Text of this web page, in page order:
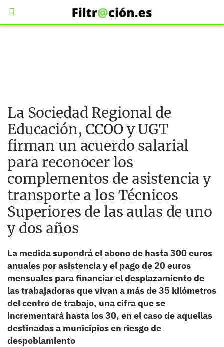
La Sociedad Regional de
Educación, CCOO y UGT
firman un acuerdo salarial
para reconocer los
complementos de asistencia y
transporte a los Técnicos
Superiores de las aulas de uno
y dos años
La medida supondrá el abono de hasta 300 euros
anuales por asistencia y el pago de 20 euros
mensuales para financiar el desplazamiento de
las trabajadoras que vivan a más de 35 kilómetros
del centro de trabajo, una cifra que se
incrementará hasta los 30, en el caso de aquellas
destinadas a municipios en riesgo de
despoblamiento